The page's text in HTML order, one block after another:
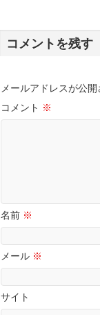
コメントを残す
メールアドレスが公
コメント ※
名前 ※
メール ※
サイト